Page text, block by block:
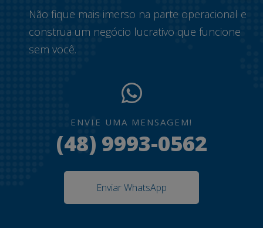
Não fique mais imerso na parte operacional e
construa um negócio lucrativo que funcione
sem você.
ENVIE UMA MENSAGEM!
(48) 9993-0562
Enviar WhatsApp